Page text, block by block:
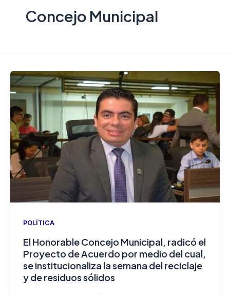
Concejo Municipal
POLÍTICA
El Honorable Concejo Municipal, radicó el
Proyecto de Acuerdo por medio del cual,
se institucionaliza la semana del reciclaje
y de residuos sólidos